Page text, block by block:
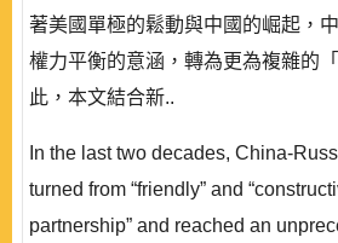
著美國單極的鬆動與中國的崛起，
權力平衡的意涵，轉為更為複雜的
此，本文結合新..
In the last two decades, China-
turned from “friendly” and
partnership” and reached an